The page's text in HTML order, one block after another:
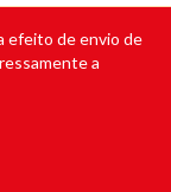
efeito de envio de
a